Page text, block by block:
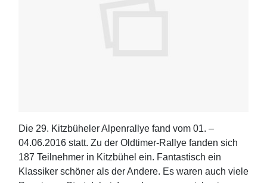
Die 29. Kitzbüheler Alpenrallye fand vom 01. –
04.06.2016 statt. Zu der Oldtimer-Rallye fanden sich
187 Teilnehmer in Kitzbühel ein. Fantastisch ein
Klassiker schöner als der Andere. Es waren auch viele